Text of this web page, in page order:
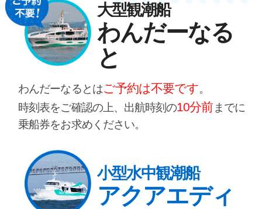
大型観潮船
わんだーなる
と
わんだーなるとはご予約は不要です。
時刻表をご確認の上、出航時刻の10分前 までに
乗船券をお求めください。
小型水中観潮船
アクアエディ